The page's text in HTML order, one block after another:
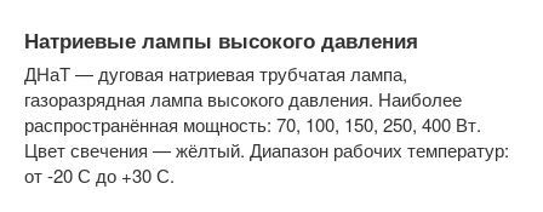
Натриевые лампы высокого давления
ДНаТ — дуговая натриевая трубчатая лампа,
газоразрядная лампа высокого давления. Наиболее
распространённая мощность: 70, 100, 150, 250, 400 Вт.
Цвет свечения — жёлтый. Диапазон рабочих температур:
от -20 С до +30 С.